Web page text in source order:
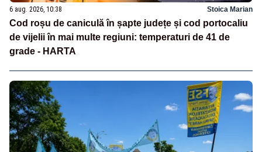
6 aug. 2026, 10:38 Stoica Marian
Cod roșu de caniculă în șapte județe și cod portocaliu
de vijelii în mai multe regiuni: temperaturi de 41 de
grade - HARTA